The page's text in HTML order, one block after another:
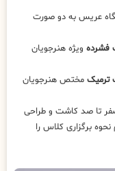
عریس به دو صورت
فشرده ویژه هنرجویان
ترمیک مختص هنرجویان
تا صد کاشت و طراحی
برگزاری کلاس را